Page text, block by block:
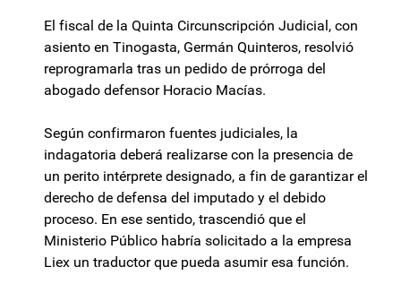
El fiscal de la Quinta Circunscripción Judicial, con
asiento en Tinogasta, Germán Quinteros, resolvió
reprogramarla tras un pedido de prórroga del
abogado defensor Horacio Macías.
Según confirmaron fuentes judiciales, la
indagatoria deberá realizarse con la presencia de
un perito intérprete designado, a fin de garantizar el
derecho de defensa del imputado y el debido
proceso. En ese sentido, trascendió que el
Ministerio Público habría solicitado a la empresa
Liex un traductor que pueda asumir esa función.